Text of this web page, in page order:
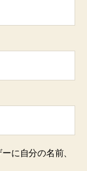
に自分の名前、